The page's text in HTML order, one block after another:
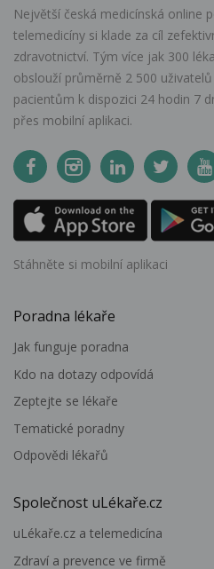
Největší česká medicínská online
telemedicíny si klade za cíl
zdravotnictví. Tým více jak 300
obslouží průměrně 2 500
pacientům k dispozici 24 hodin 7
přes mobilní aplikaci.
Stáhněte si mobilní aplikaci
Poradna lékaře
Jak funguje poradna
Kdo na dotazy odpovídá
Zeptejte se lékaře
Tematické poradny
Odpovědi lékařů
Společnost uLékaře.cz
uLékaře.cz a telemedicína
Zdraví a prevence ve firmě